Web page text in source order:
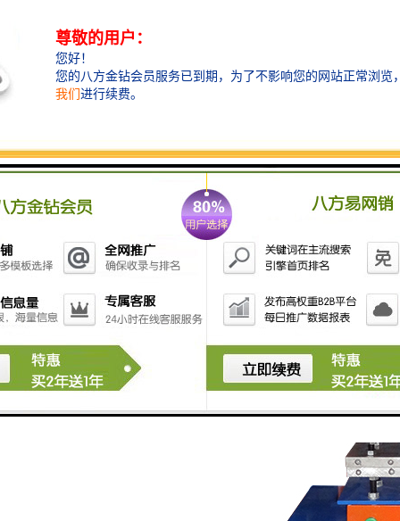
在操作时多测试每种产品和材料对电流和温度时间的需
求，不要把每一种产品都放在同一波段来做，这样可以
减少很多机器故障，使机器使用时间增长，为企业创造